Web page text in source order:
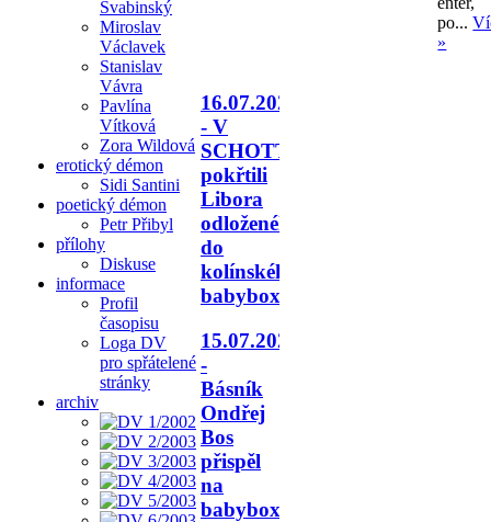
Švabinský
Miroslav
Václavek
Stanislav
Vávra
Pavlína
Vítková
Zora Wildová
erotický démon
Sidi Santini
poetický démon
Petr Přibyl
přílohy
Diskuse
informace
Profil
časopisu
Loga DV
pro spřátelené
stránky
archiv
po...
»
16.07.2026
- V
SCHOTTU
pokřtili
Libora
odloženého
do
kolínského
babyboxu.
15.07.2026
-
Básník
Ondřej
Bos
přispěl
na
babyboxy.